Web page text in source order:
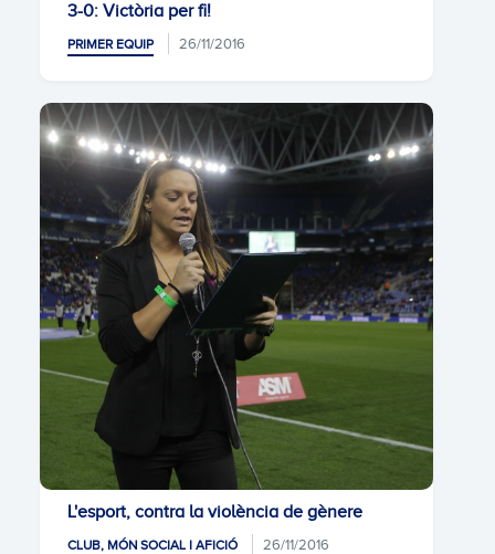
3-0: Victòria per fi!
PRIMER EQUIP 26/11/2016
L'esport, contra la violència de gènere
CLUB, MÓN SOCIAL I AFICIÓ 26/11/2016